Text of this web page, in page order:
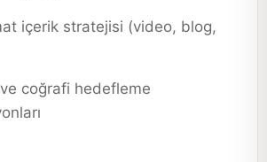
içerik stratejisi (video, blog,
coğrafi hedefleme